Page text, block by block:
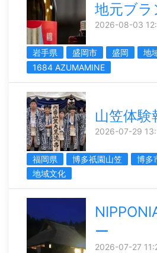
地元ブ
2026-08-03
岩手県 盛岡市 盛岡
地
1684 AZUMAMINE
山笠体験
2026-07-29
福岡県 博多祇園山笠 博多
地域文化
ー
2026-07-27